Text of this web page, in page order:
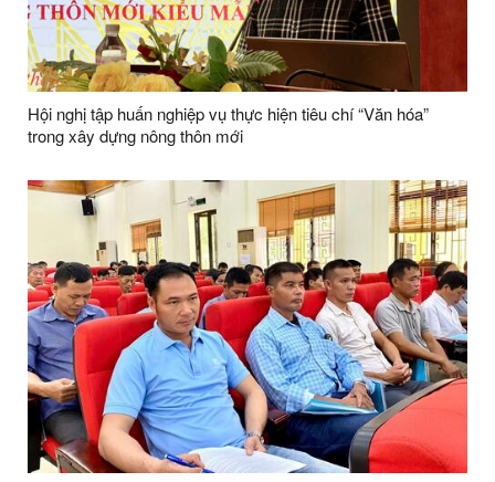
Hội nghị tập huấn nghiệp vụ thực hiện tiêu chí “Văn hóa”
trong xây dựng nông thôn mới